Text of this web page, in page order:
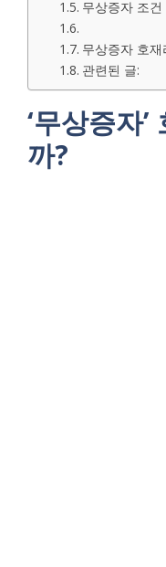
무상증자 조건
무상증자 호
관련된 글:
‘무상증자
까?